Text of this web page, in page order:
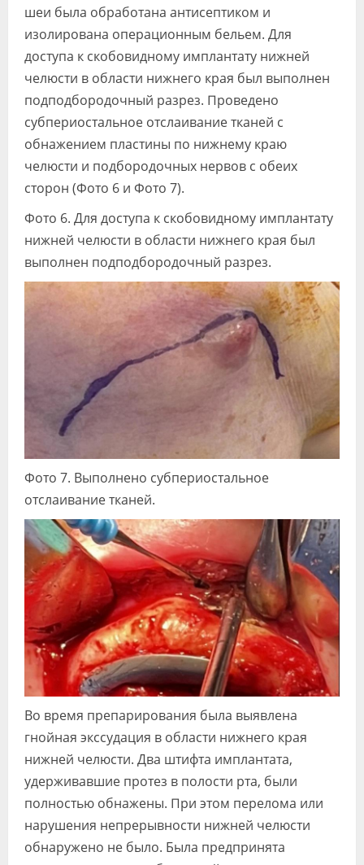
шеи была обработана антисептиком и
изолирована операционным бельем. Для
доступа к скобовидному имплантату нижней
челюсти в области нижнего края был выполнен
подподбородочный разрез. Проведено
субпериостальное отслаивание тканей с
обнажением пластины по нижнему краю
челюсти и подбородочных нервов с обеих
сторон (Фото 6 и Фото 7).
Фото 6. Для доступа к скобовидному имплантату
нижней челюсти в области нижнего края был
выполнен подподбородочный разрез.
Фото 7. Выполнено субпериостальное
отслаивание тканей.
Во время препарирования была выявлена
гнойная экссудация в области нижнего края
нижней челюсти. Два штифта имплантата,
удерживавшие протез в полости рта, были
полностью обнажены. При этом перелома или
нарушения непрерывности нижней челюсти
обнаружено не было. Была предпринята